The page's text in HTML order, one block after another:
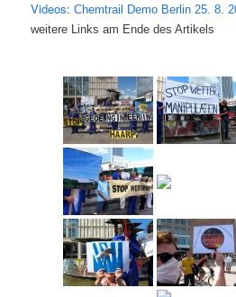
Vide­os:Chem­trail Demo Ber­lin 25. 8.
wei­te­re Links am Ende des Artikels